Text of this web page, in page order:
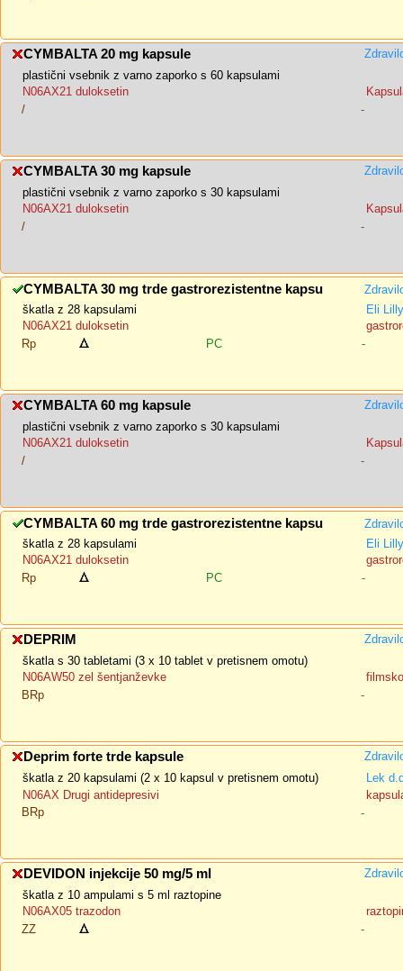
CYMBALTA 20 mg kapsule
plastični vsebnik z varno zaporko s 60 kapsulami
N06AX21 duloksetin
/
-
CYMBALTA 30 mg kapsule
plastični vsebnik z varno zaporko s 30 kapsulami
N06AX21 duloksetin
/
-
CYMBALTA 30 mg trde gastrorezistentne kapsu
škatla z 28 kapsulami
Eli
N06AX21 duloksetin
Rp
PC -
CYMBALTA 60 mg kapsule
plastični vsebnik z varno zaporko s 30 kapsulami
N06AX21 duloksetin
/
-
CYMBALTA 60 mg trde gastrorezistentne kapsu
škatla z 28 kapsulami
Eli
N06AX21 duloksetin
Rp
PC -
DEPRIM
škatla s 30 tabletami (3 x 10 tablet v pretisnem omotu)
N06AW50 zel šentjanževke
BRp
-
Deprim forte trde kapsule
škatla z 20 kapsulami (2 x 10 kapsul v pretisnem omotu)
Lek
N06AX Drugi antidepresivi
BRp
-
DEVIDON injekcije 50 mg/5 ml
škatla z 10 ampulami s 5 ml raztopine
N06AX05 trazodon
ZZ
-